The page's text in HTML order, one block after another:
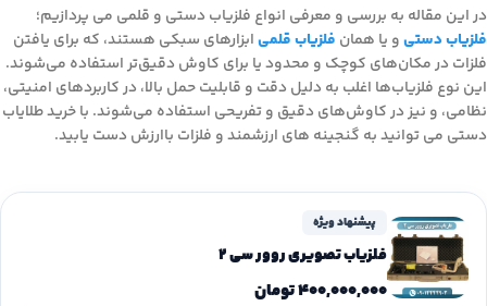
در این مقاله به بررسی و معرفی انواع فلزیاب دستی و قلمی می پردازیم؛
فلزیاب‌ دستیو یا همان فلزیاب قلمیابزارهای سبکی هستند، که برای یافتن
فلزات در مکان‌های کوچک و محدود یا برای کاوش دقیق‌تر استفاده می‌شوند.
این نوع فلزیاب‌ها اغلب به دلیل دقت و قابلیت حمل بالا، در کاربردهای امنیتی،
نظامی، و نیز در کاوش‌های دقیق و تفریحی استفاده می‌شوند. با خرید طلایاب
دستی می توانید به گنجینه های ارزشمند و فلزات باارزش دست یابید.
پیشنهاد ویژه
فلزیاب تصویری روور سی 2
۴۰۰,۰۰۰,۰۰۰تومان